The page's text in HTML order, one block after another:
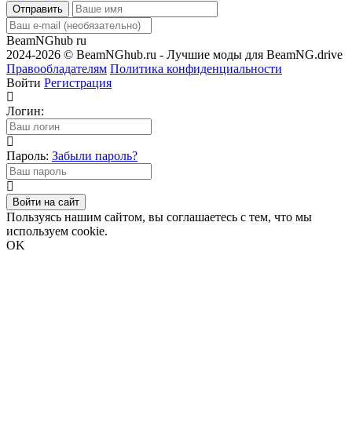
Отправить
BeamNGhub ru
2024-2026 © BeamNGhub.ru - Лучшие моды для BeamNG.drive
Правообладателям Политика конфиденциальности
Войти Регистрация
Логин:
Пароль: Забыли пароль?
Войти на сайт
Пользуясь нашим сайтом, вы соглашаетесь с тем, что мы
используем cookie.
OK